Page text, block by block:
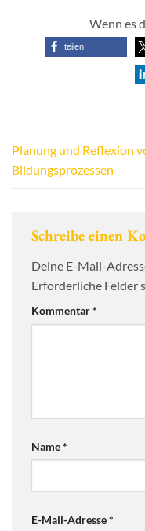
Wenn es
teilen
Planung und Reflexion
Bildungsprozessen
Schreibe einen
Deine E-Mail-
Erforderliche Felder
Kommentar*
Name*
E-Mail-Adresse*